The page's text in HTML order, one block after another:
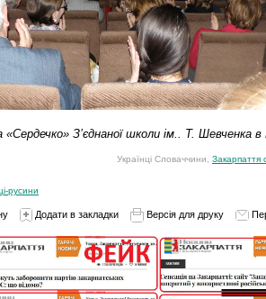
«Сердечко» З’єднаної школи ім.. Т. Шевченка
Українці Словаччини, Закарпаття
русини
Додати в закладки Версія для друку